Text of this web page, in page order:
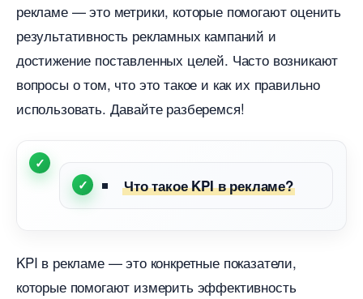
рекламе — это метрики, которые помогают оценить
результативность рекламных кампаний и
достижение поставленных целей. Часто возникают
опросы о том, что это такое и как их правильно
использовать. Давайте разберемся!
Что такое KPI в рекламе?
KPI в рекламе — это конкретные показатели,
которые помогают измерить эффективность